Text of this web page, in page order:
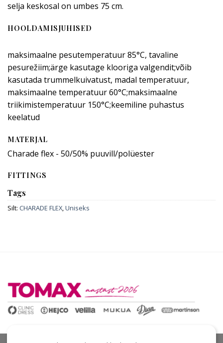
selja keskosal on umbes 75 cm.
HOOLDAMISJUHISED
maksimaalne pesutemperatuur 85°C, tavaline
pesurežiim;ärge kasutage klooriga valgendit;võib
kasutada trummelkuivatust, madal temperatuur,
maksimaalne temperatuur 60°C;maksimaalne
triikimistemperatuur 150°C;keemiline puhastus
keelatud
MATERJAL
Charade flex - 50/50% puuvill/polüester
FITTINGS
Tags
Silt: CHARADE FLEX,Uniseks